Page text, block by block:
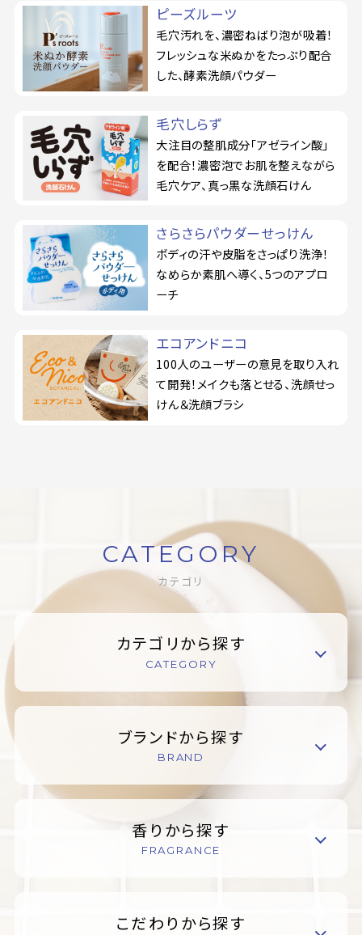
ピーズルーツ
毛穴汚れを、濃密ねばり泡が吸着！
フレッシュな米ぬかをたっぷり配合
した、酵素洗顔パウダー
毛穴しらず
大注目の整肌成分「アゼライン酸」
を配合！濃密泡でお肌を整えながら
毛穴ケア、真っ黒な洗顔石けん
さらさらパウダーせっけん
ボディの汗や皮脂をさっぱり洗浄！
なめらか素肌へ導く、5つのアプロ
ーチ
エコアンドニコ
100人のユーザーの意見を取り入れ
て開発！メイクも落とせる、洗顔せっ
けん＆洗顔ブラシ
CATEGORY
カテゴリ
カテゴリから探す
CATEGORY
ブランドから探す
BRAND
香りから探す
FRAGRANCE
こだわりから探す